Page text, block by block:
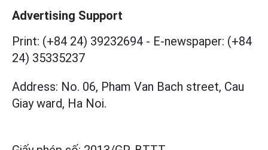
Advertising Support
Print: (+84 24) 39232694 - E-newspaper: (+84
24) 35335237
Address: No. 06, Pham Van Bach street, Cau
Giay ward, Ha Noi.